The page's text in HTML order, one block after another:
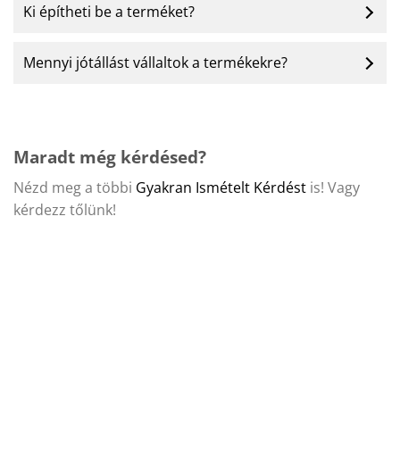
Ki építheti be a terméket?
Mennyi jótállást vállaltok a termékekre?
Maradt még kérdésed?
Nézd meg a többi Gyakran Ismételt Kérdést is! Vagy
kérdezz tőlünk!